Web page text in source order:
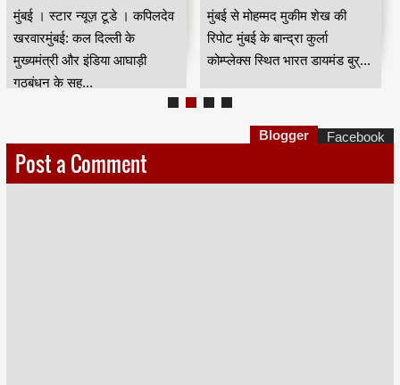
मुंबई । स्टार न्यूज़ टूडे । कपिलदेव
खरवारमुंबई: कल दिल्ली के
मुख्यमंत्री और इंडिया आघाड़ी
गठबंधन के सह...
मुंबई से मोहम्मद मुकीम शेख की
रिपोट मुंबई के बान्द्रा कुर्ला
कोम्प्लेक्स स्थित भारत डायमंड बुर्...
Post a Comment
Blogger Facebook